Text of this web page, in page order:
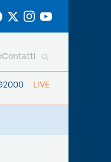
LIVE
Contatti